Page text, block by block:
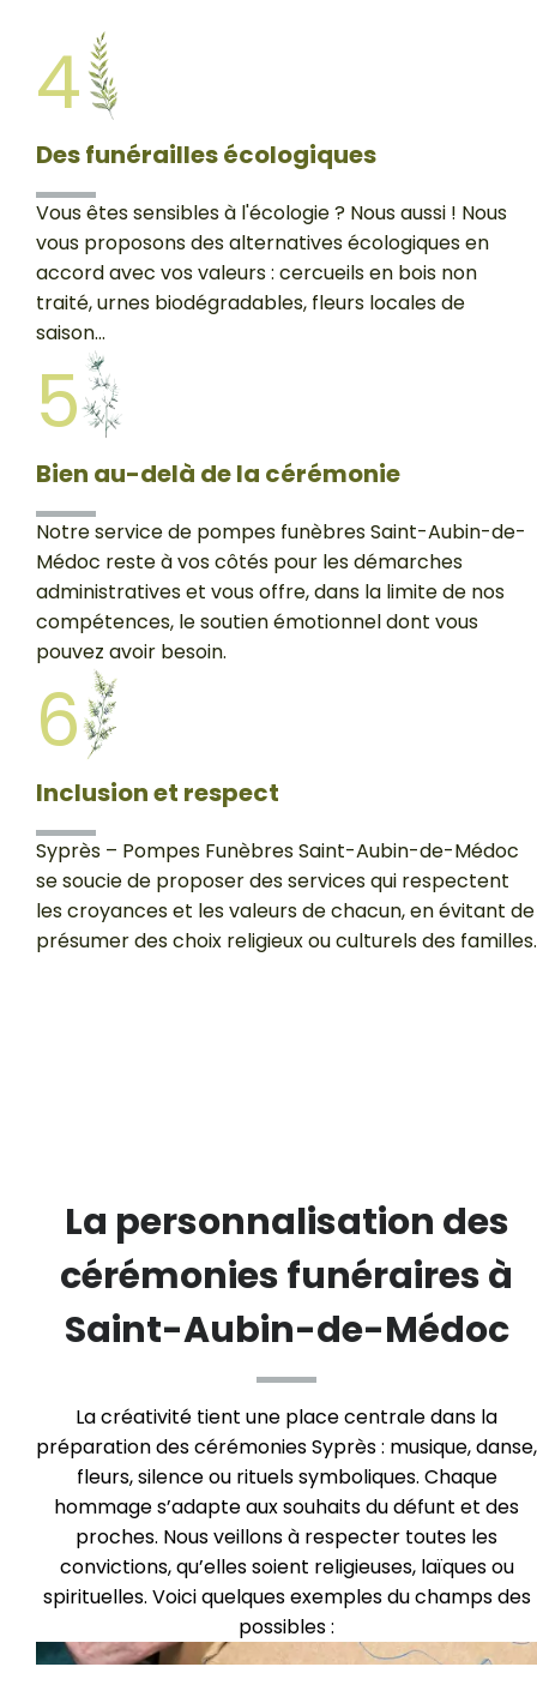
4
Des funérailles écologiques
Vous êtes sensibles à l'écologie ? Nous aussi ! Nous
vous proposons des alternatives écologiques en
accord avec vos valeurs : cercueils en bois non
traité, urnes biodégradables, fleurs locales de
saison...
5
Bien au-delà de la cérémonie
Notre service de pompes funèbres Saint-Aubin-de-
Médoc reste à vos côtés pour les démarches
administratives et vous offre, dans la limite de nos
compétences, le soutien émotionnel dont vous
pouvez avoir besoin.
6
Inclusion et respect
Syprès – Pompes Funèbres Saint-Aubin-de-Médoc
se soucie de proposer des services qui respectent
les croyances et les valeurs de chacun, en évitant de
présumer des choix religieux ou culturels des familles.
La personnalisation des
cérémonies funéraires à
Saint-Aubin-de-Médoc
La créativité tient une place centrale dans la
préparation des cérémonies Syprès : musique, danse,
fleurs, silence ou rituels symboliques. Chaque
hommage s’adapte aux souhaits du défunt et des
proches. Nous veillons à respecter toutes les
convictions, qu’elles soient religieuses, laïques ou
spirituelles. Voici quelques exemples du champs des
possibles :